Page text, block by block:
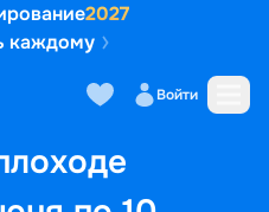
2027
каждому
Войти
Маршрут и